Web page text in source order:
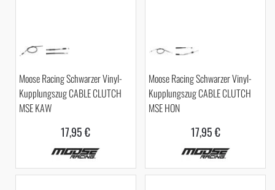
Moose Racing Schwarzer Vinyl-
Kupplungszug CABLE CLUTCH
MSE KAW
17,95 €
Moose Racing Schwarzer Vinyl-
Kupplungszug CABLE CLUTCH
MSE HON
17,95 €